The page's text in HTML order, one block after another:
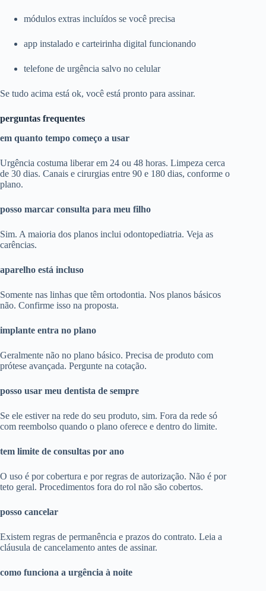
módulos extras incluídos se você precisa
app instalado e carteirinha digital funcionando
telefone de urgência salvo no celular
Se tudo acima está ok, você está pronto para assinar.
perguntas frequentes
em quanto tempo começo a usar
Urgência costuma liberar em 24 ou 48 horas. Limpeza cerca
de 30 dias. Canais e cirurgias entre 90 e 180 dias, conforme o
plano.
posso marcar consulta para meu filho
Sim. A maioria dos planos inclui odontopediatria. Veja as
carências.
aparelho está incluso
Somente nas linhas que têm ortodontia. Nos planos básicos
não. Confirme isso na proposta.
implante entra no plano
Geralmente não no plano básico. Precisa de produto com
prótese avançada. Pergunte na cotação.
posso usar meu dentista de sempre
Se ele estiver na rede do seu produto, sim. Fora da rede só
com reembolso quando o plano oferece e dentro do limite.
tem limite de consultas por ano
O uso é por cobertura e por regras de autorização. Não é por
teto geral. Procedimentos fora do rol não são cobertos.
posso cancelar
Existem regras de permanência e prazos do contrato. Leia a
cláusula de cancelamento antes de assinar.
como funciona a urgência à noite